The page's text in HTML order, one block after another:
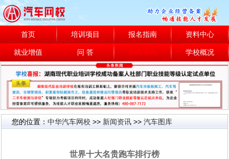
首页 培训项目 报名指南 资料中心
就业增值 问 答 新闻资讯 学校概况
您的位置：中华汽车网校 >> 新闻资讯 >>汽车图库
世界十大名贵跑车排行榜